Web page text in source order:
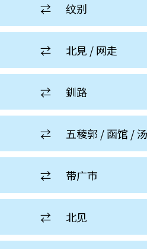
⇄ 纹别
⇄ 北見 / 网走
⇄ 釧路
⇄ 五稜郭 / 函馆 /
⇄ 带广市
⇄ 北见